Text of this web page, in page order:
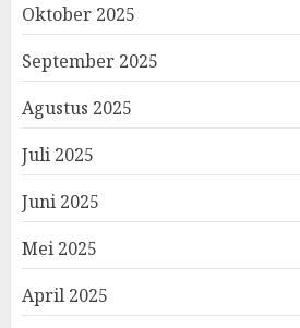
Oktober 2025
September 2025
Agustus 2025
Juli 2025
Juni 2025
Mei 2025
April 2025